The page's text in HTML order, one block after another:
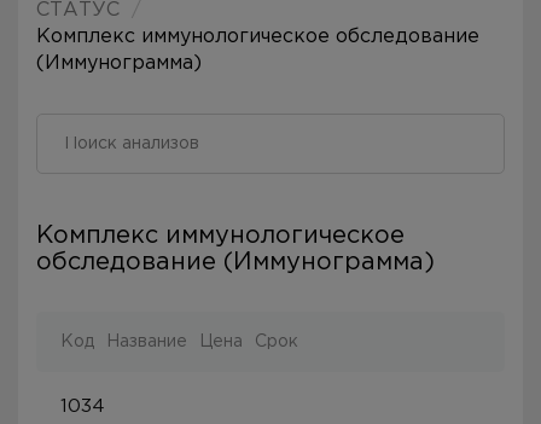
СТАТУС
Комплекс иммунологическое обследование
(Иммунограмма)
Комплекс иммунологическое
обследование (Иммунограмма)
Код Название Цена Срок
1034